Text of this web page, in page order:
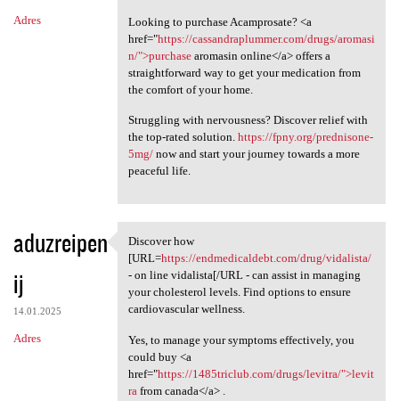
Adres
Looking to purchase Acamprosate? <a
href="https://cassandraplummer.com/drugs/aromasi
n/">purchasearomasin online</a> offers a
straightforward way to get your medication from
the comfort of your home.
Struggling with nervousness? Discover relief with
the top-rated solution. https://fpny.org/prednisone-
5mg/now and start your journey towards a more
peaceful life.
aduzreipen
ij
14.01.2025
Adres
Discover how [URL=https:/
Discover how
[URL=https://endmedicaldebt.com/drug/vidalista/
- on line vidalista[/URL - can assist in managing
your cholesterol levels. Find options to ensure
cardiovascular wellness.
Yes, to manage your symptoms effectively, you
could buy <a
href="https://1485triclub.com/drugs/levitra/">levit
ra from canada</a> .